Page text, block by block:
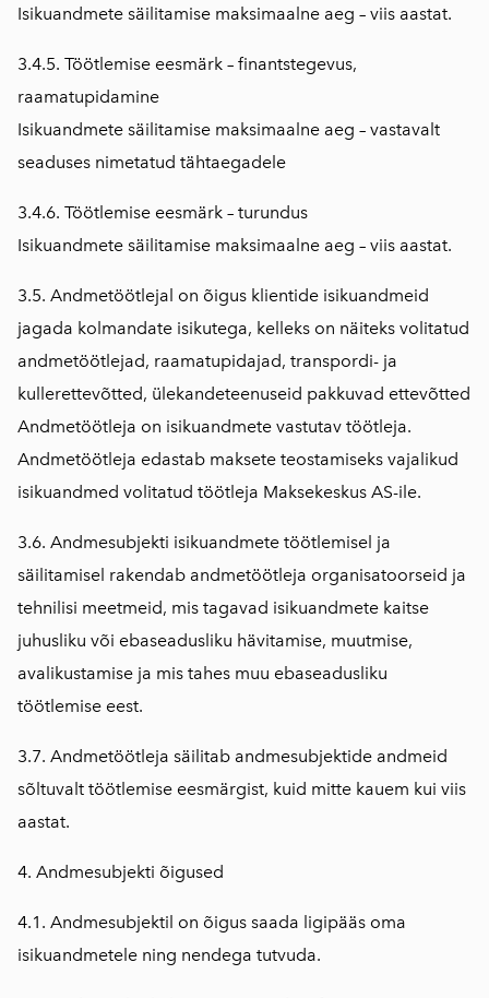
Isikuandmete säilitamise maksimaalne aeg – viis aastat.
3.4.5. Töötlemise eesmärk – finantstegevus,
raamatupidamine
Isikuandmete säilitamise maksimaalne aeg – vastavalt
seaduses nimetatud tähtaegadele
3.4.6. Töötlemise eesmärk – turundus
Isikuandmete säilitamise maksimaalne aeg – viis aastat.
3.5. Andmetöötlejal on õigus klientide isikuandmeid
jagada kolmandate isikutega, kelleks on näiteks volitatud
andmetöötlejad, raamatupidajad, transpordi- ja
kullerettevõtted, ülekandeteenuseid pakkuvad ettevõtted
Andmetöötleja on isikuandmete vastutav töötleja.
Andmetöötleja edastab maksete teostamiseks vajalikud
isikuandmed volitatud töötleja Maksekeskus AS-ile.
3.6. Andmesubjekti isikuandmete töötlemisel ja
säilitamisel rakendab andmetöötleja organisatoorseid ja
tehnilisi meetmeid, mis tagavad isikuandmete kaitse
juhusliku või ebaseadusliku hävitamise, muutmise,
avalikustamise ja mis tahes muu ebaseadusliku
töötlemise eest.
3.7. Andmetöötleja säilitab andmesubjektide andmeid
sõltuvalt töötlemise eesmärgist, kuid mitte kauem kui viis
aastat.
4. Andmesubjekti õigused
4.1. Andmesubjektil on õigus saada ligipääs oma
isikuandmetele ning nendega tutvuda.